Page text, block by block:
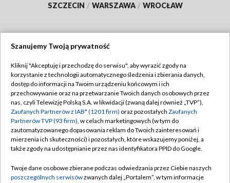
SZCZECIN / WARSZAWA / WROCŁAW
TVP
Abonament TVP
Emisja w TVP
Centrum informacji TVP
Naziemna Telewizja Cyfrowa
Rada Programowa
Regulamin TVP
Polityka prywatności
Moje zgody
Pomoc
Kontakt
Szanujemy Twoją prywatność
Kliknij "Akceptuję i przechodzę do serwisu", aby wyrazić zgody na
korzystanie z technologii automatycznego śledzenia i zbierania danych,
dostęp do informacji na Twoim urządzeniu końcowym i ich
przechowywanie oraz na przetwarzanie Twoich danych osobowych przez
nas, czyli Telewizję Polską S.A. w likwidacji (zwaną dalej również „TVP”),
Zaufanych Partnerów z IAB* (1201 firm) oraz pozostałych Zaufanych
Partnerów TVP (93 firm), w celach marketingowych (w tym do
zautomatyzowanego dopasowania reklam do Twoich zainteresowań i
mierzenia ich skuteczności) i pozostałych, które wskazujemy poniżej, a
także zgody na udostępnianie przez nas identyfikatora PPID do Google.
Twoje dane osobowe zbierane podczas odwiedzania przez Ciebie naszych
poszczególnych serwisówzwanych dalej „Portalem”, w tym informacje